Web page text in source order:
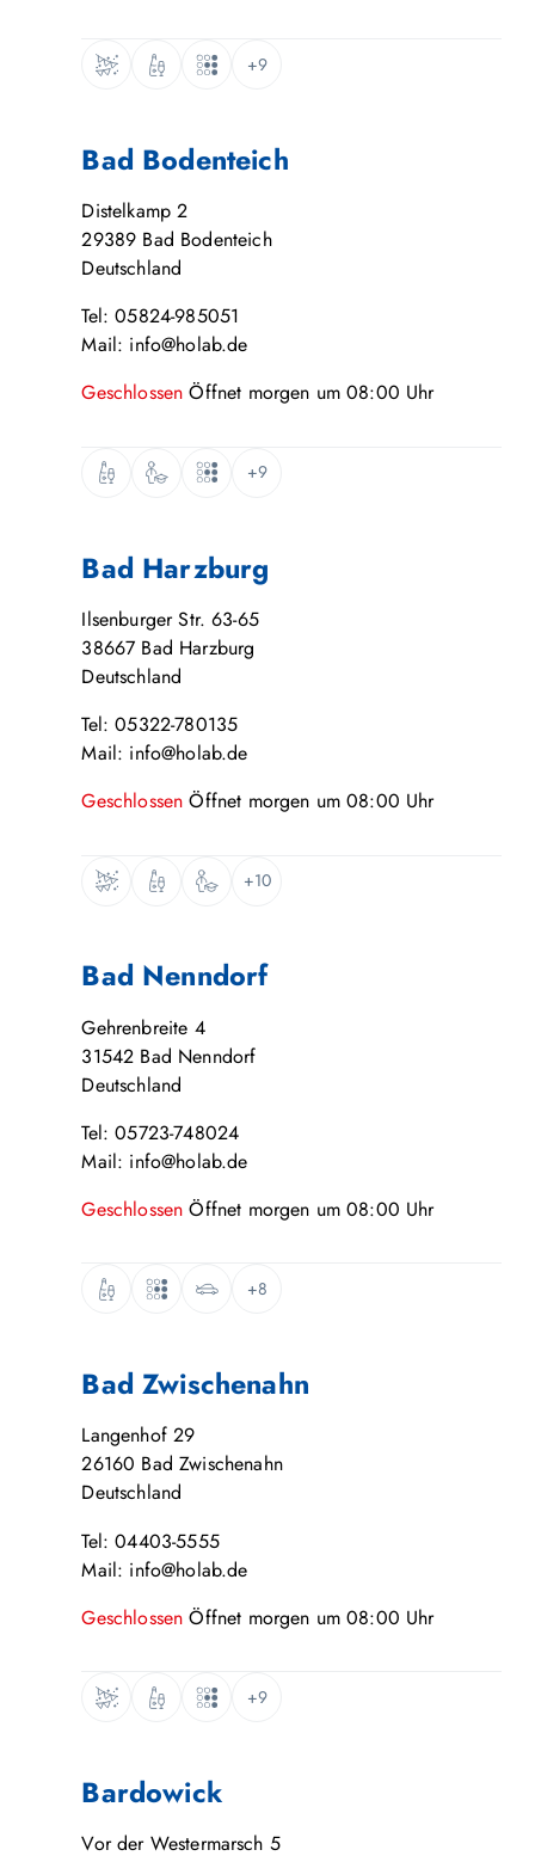
+9
Bad Bodenteich
Distelkamp 2
29389 Bad Bodenteich
Deutschland
Tel: 05824-985051
Mail: info@holab.de
GeschlossenÖffnet morgen um08:00 Uhr
+9
Bad Harzburg
Ilsenburger Str. 63-65
38667 Bad Harzburg
Deutschland
Tel: 05322-780135
Mail: info@holab.de
GeschlossenÖffnet morgen um08:00 Uhr
+10
Bad Nenndorf
Gehrenbreite 4
31542 Bad Nenndorf
Deutschland
Tel: 05723-748024
Mail: info@holab.de
GeschlossenÖffnet morgen um08:00 Uhr
+8
Bad Zwischenahn
Langenhof 29
26160 Bad Zwischenahn
Deutschland
Tel: 04403-5555
Mail: info@holab.de
GeschlossenÖffnet morgen um08:00 Uhr
+9
Bardowick
Vor der Westermarsch 5